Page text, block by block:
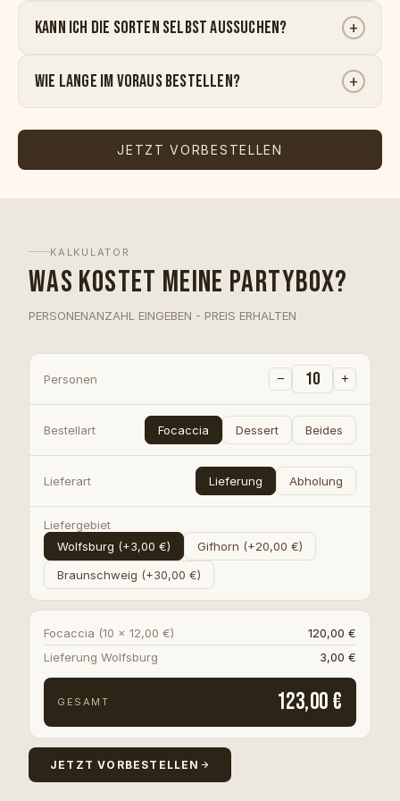
Kann ich die Sorten selbst aussuchen? +
Wie lange im Voraus bestellen? +
JETZT VORBESTELLEN
KALKULATOR
WAS KOSTET MEINE PARTYBOX?
PERSONENANZAHL EINGEBEN - PREIS ERHALTEN
Personen − +
Bestellart Focaccia Dessert Beides
Lieferart Lieferung Abholung
Liefergebiet
Wolfsburg (+3,00 €)
Gifhorn (+20,00 €)
Braunschweig (+30,00 €)
Focaccia (10 × 12,00 €)
120,00 €
Lieferung Wolfsburg
3,00 €
GESAMT 123,00 €
JETZT VORBESTELLEN